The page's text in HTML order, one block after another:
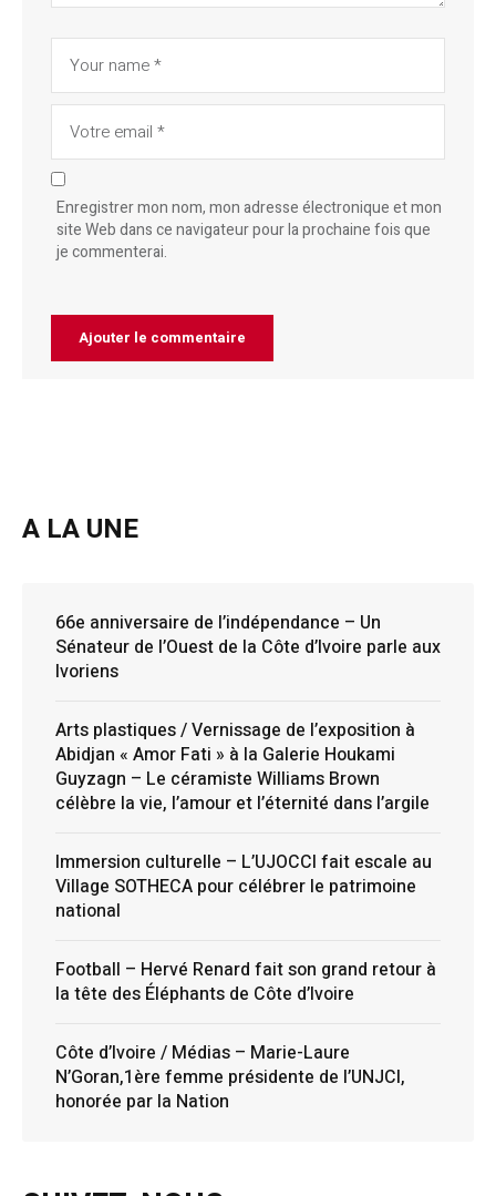
Enregistrer mon nom, mon adresse électronique et mon
site Web dans ce navigateur pour la prochaine fois que
je commenterai.
A LA UNE
66e anniversaire de l’indépendance – Un
Sénateur de l’Ouest de la Côte d’Ivoire parle aux
Ivoriens
Arts plastiques / Vernissage de l’exposition à
Abidjan « Amor Fati » à la Galerie Houkami
Guyzagn – Le céramiste Williams Brown
célèbre la vie, l’amour et l’éternité dans l’argile
Immersion culturelle – L’UJOCCI fait escale au
Village SOTHECA pour célébrer le patrimoine
national
Football – Hervé Renard fait son grand retour à
la tête des Éléphants de Côte d’Ivoire
Côte d’Ivoire / Médias – Marie-Laure
N’Goran,1ère femme présidente de l’UNJCI,
honorée par la Nation